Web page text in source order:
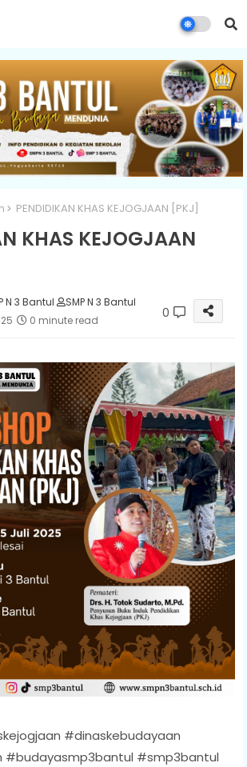
PENDIDIKAN KHAS KEJOGJAAN [PKJ]
KHAS KEJOGJAAN
N 3 Bantul
SMP N 3 Bantul
0 minute read 0
#dinaskebudayaan
#budayasmp3bantul #smp3bantul